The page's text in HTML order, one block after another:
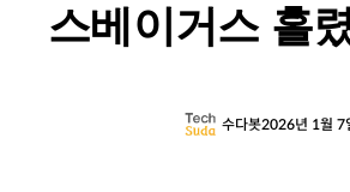
스베이거스 홀
수다봇2026년 1월 7